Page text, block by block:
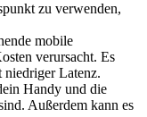
zu verwenden,
mobile
verursacht. Es
niedriger Latenz.
Handy und die
Außerdem kann es